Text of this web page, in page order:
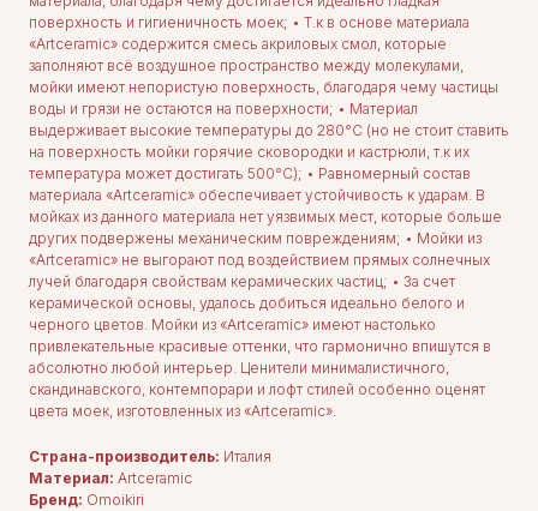
поверхность и гигиеничность моек; • Т.к в основе материала
«Artceramic» содержится смесь акриловых смол, которые
заполняют всё воздушное пространство между молекулами,
мойки имеют непористую поверхность, благодаря чему частицы
воды и грязи не остаются на поверхности; • Материал
выдерживает высокие температуры до 280°С (но не стоит ставить
на поверхность мойки горячие сковородки и кастрюли, т.к их
температура может достигать 500°С); • Равномерный состав
материала «Artceramic» обеспечивает устойчивость к ударам. В
мойках из данного материала нет уязвимых мест, которые больше
других подвержены механическим повреждениям; • Мойки из
«Artceramic» не выгорают под воздействием прямых солнечных
лучей благодаря свойствам керамических частиц; • За счет
керамической основы, удалось добиться идеально белого и
черного цветов. Мойки из «Artceramic» имеют настолько
привлекательные красивые оттенки, что гармонично впишутся в
абсолютно любой интерьер. Ценители минималистичного,
скандинавского, контемпорари и лофт стилей особенно оценят
цвета моек, изготовленных из «Artceramic».
Страна-производитель: Италия
Материал: Artceramic
Бренд: Omoikiri